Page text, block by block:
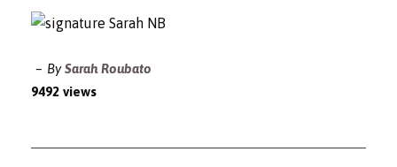
BySarah Roubato
9492 views